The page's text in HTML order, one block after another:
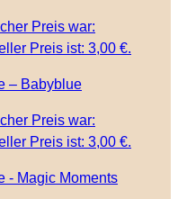
Preis war:
Preis ist: 3,00 €.
– Babyblue
Preis war:
Preis ist: 3,00 €.
- Magic Moments